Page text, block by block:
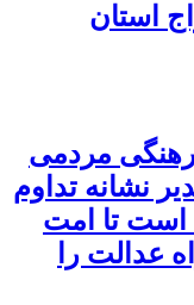
استان
مردمی
نشانه تداوم
است تا امت
عدالت را